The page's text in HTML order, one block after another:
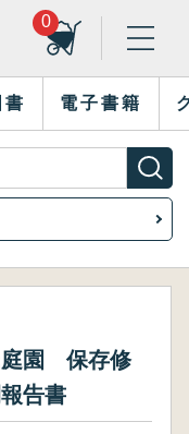
0
書 電子書籍
庭園 保存修
告書